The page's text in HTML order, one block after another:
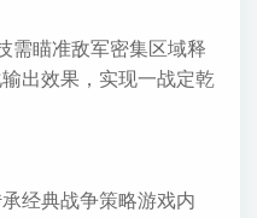
需瞄准敌军密集区域释
出效果，实现一战定乾
经典战争策略游戏内